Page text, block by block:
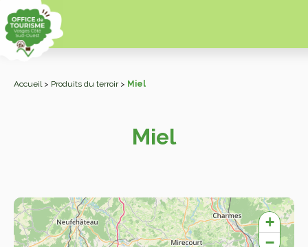
Accueil> Produits du terroir> Miel
Miel
+
−